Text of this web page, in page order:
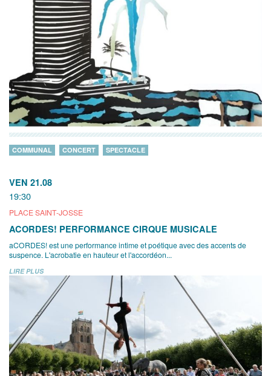
VEN 21.08
19:30
PLACE SAINT-JOSSE
COMMUNAL CONCERT SPECTACLE
ACORDES! PERFORMANCE CIRQUE MUSICALE
aCORDES! est une performance intime et poétique avec des accents de
suspence. L'acrobatie en hauteur et l'accordéon...
LIRE PLUS